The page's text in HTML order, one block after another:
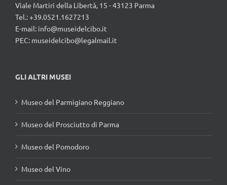
Viale Martiri della Libertà, 15 - 43123 Parma
Tel.: +39.0521.1627213
E-mail: info@museidelcibo.it
PEC: museidelcibo@legalmail.it
GLI ALTRI MUSEI
Museo del Parmigiano Reggiano
Museo del Prosciutto di Parma
Museo del Pomodoro
Museo del Vino